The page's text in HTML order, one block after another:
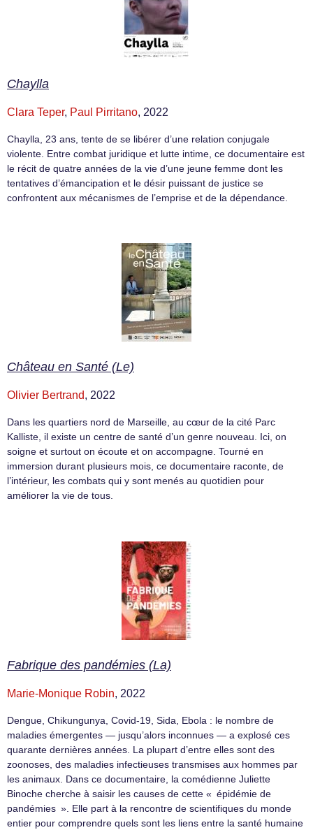
Chaylla
Clara Teper, Paul Pirritano, 2022
Chaylla, 23 ans, tente de se libérer d’une relation conjugale
violente. Entre combat juridique et lutte intime, ce documentaire est
le récit de quatre années de la vie d’une jeune femme dont les
tentatives d’émancipation et le désir puissant de justice se
confrontent aux mécanismes de l’emprise et de la dépendance.
Château en Santé (Le)
Olivier Bertrand, 2022
Dans les quartiers nord de Marseille, au cœur de la cité Parc
Kalliste, il existe un centre de santé d’un genre nouveau. Ici, on
soigne et surtout on écoute et on accompagne. Tourné en
immersion durant plusieurs mois, ce documentaire raconte, de
l’intérieur, les combats qui y sont menés au quotidien pour
améliorer la vie de tous.
Fabrique des pandémies (La)
Marie-Monique Robin, 2022
Dengue, Chikungunya, Covid-19, Sida, Ebola : le nombre de
maladies émergentes — jusqu’alors inconnues — a explosé ces
quarante dernières années. La plupart d’entre elles sont des
zoonoses, des maladies infectieuses transmises aux hommes par
les animaux. Dans ce documentaire, la comédienne Juliette
Binoche cherche à saisir les causes de cette « épidémie de
pandémies ». Elle part à la rencontre de scientifiques du monde
entier pour comprendre quels sont les liens entre la santé humaine